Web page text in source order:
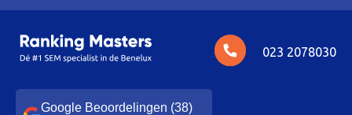
023 2078030
Google Beoordelingen (38)